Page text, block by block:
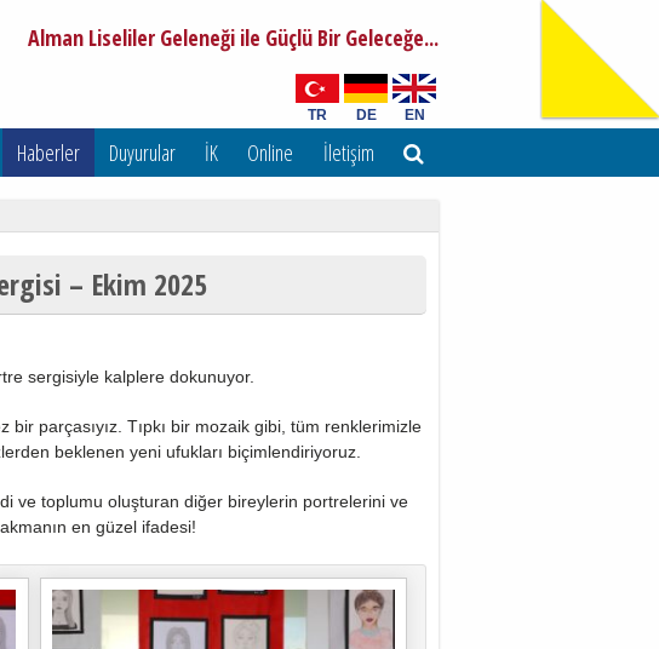
Alman Liseliler Geleneği ile Güçlü Bir Geleceğe...
TR DE EN
Haberler Duyurular İK Online İletişim
– Ekim 2025
sergisiyle kalplere dokunuyor.
bir parçasıyız. Tıpkı bir mozaik gibi, tüm renklerimizle
beklenen yeni ufukları biçimlendiriyoruz.
ve toplumu oluşturan diğer bireylerin portrelerini ve
en güzel ifadesi!